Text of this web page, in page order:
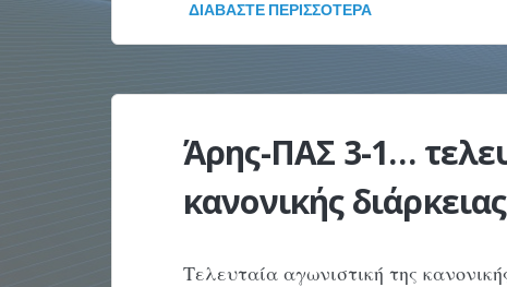
ΔΙΑΒΆΣΤΕ ΠΕΡΙΣΣΌΤΕΡΑ
Άρης-ΠΑΣ 3-1…
κανονικής
Τελευταία αγωνιστική της